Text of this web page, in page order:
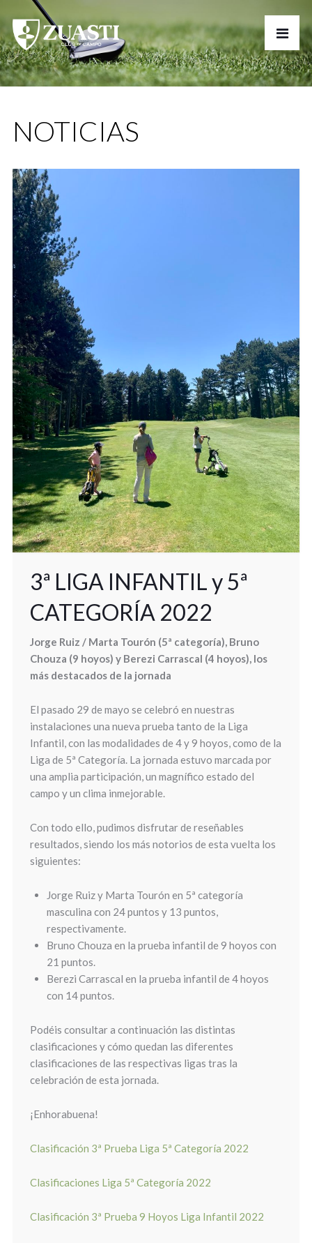
NOTICIAS
3ª LIGA INFANTIL y 5ª
CATEGORÍA 2022
Jorge Ruiz / Marta Tourón (5ª categoría), Bruno
Chouza (9 hoyos) y Berezi Carrascal (4 hoyos), los
más destacados de la jornada
El pasado 29 de mayo se celebró en nuestras
instalaciones una nueva prueba tanto de la Liga
Infantil, con las modalidades de 4 y 9 hoyos, como de la
Liga de 5ª Categoría. La jornada estuvo marcada por
una amplia participación, un magnífico estado del
campo y un clima inmejorable.
Con todo ello, pudimos disfrutar de reseñables
resultados, siendo los más notorios de esta vuelta los
siguientes:
Jorge Ruiz y Marta Tourón en 5ª categoría
masculina con 24 puntos y 13 puntos,
respectivamente.
Bruno Chouza en la prueba infantil de 9 hoyos con
21 puntos.
Berezi Carrascal en la prueba infantil de 4 hoyos
con 14 puntos.
Podéis consultar a continuación las distintas
clasificaciones y cómo quedan las diferentes
clasificaciones de las respectivas ligas tras la
celebración de esta jornada.
¡Enhorabuena!
Clasificación 3ª Prueba Liga 5ª Categoría 2022
Clasificaciones Liga 5ª Categoría 2022
Clasificación 3ª Prueba 9 Hoyos Liga Infantil 2022